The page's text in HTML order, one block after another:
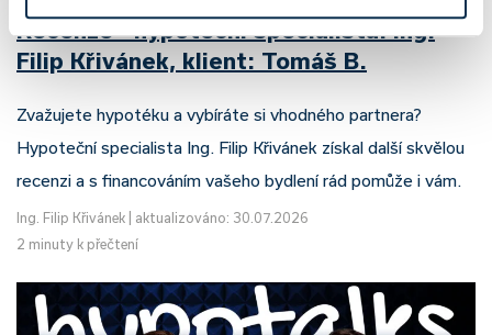
Recenze - hypoteční specialista: Ing.
Filip Křivánek, klient: Tomáš B.
Zvažujete hypotéku a vybíráte si vhodného partnera?
Hypoteční specialista Ing. Filip Křivánek získal další skvělou
recenzi a s financováním vašeho bydlení rád pomůže i vám.
Ing. Filip Křivánek
aktualizováno: 30.07.2026
2 minuty k přečtení